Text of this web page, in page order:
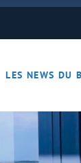
LES NEWS DU